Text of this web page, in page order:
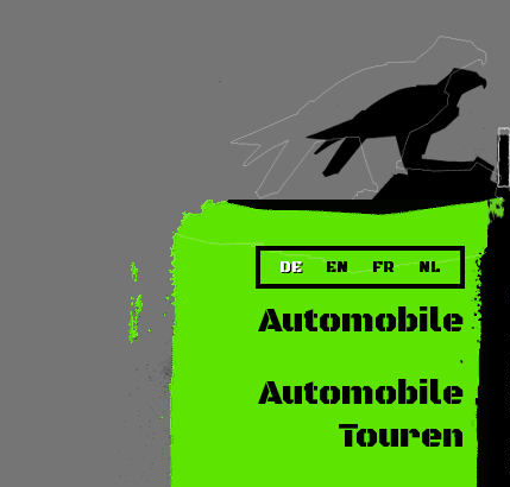
DE EN FR NL
Automobile
Automobile
Touren